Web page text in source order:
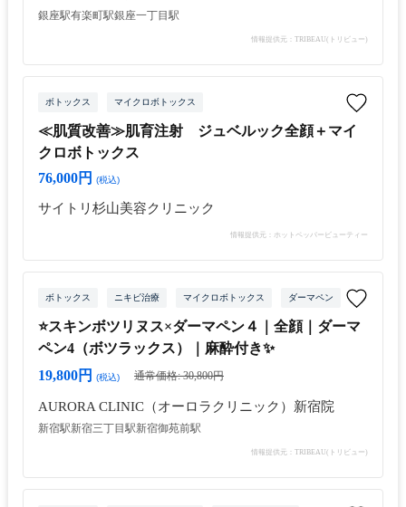
銀座駅有楽町駅銀座一丁目駅
情報提供元：TRIBEAU(トリビュー)
ボトックス マイクロボトックス
≪肌質改善≫肌育注射 ジュベルック全顔＋マイ
クロボトックス
76,000円
(税込)
サイトリ杉山美容クリニック
情報提供元：ホットペッパービューティー
ボトックス ニキビ治療 マイクロボトックス ダーマペン ボツリヌ
⭐スキンボツリヌス×ダーマペン４｜全顔｜ダーマ
ペン4（ボツラックス）｜麻酔付き✨
19,800円
(税込) 通常価格: 30,800円
AURORA CLINIC（オーロラクリニック）新宿院
新宿駅新宿三丁目駅新宿御苑前駅
情報提供元：TRIBEAU(トリビュー)